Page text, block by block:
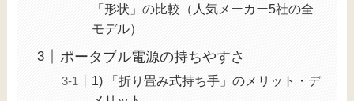
「形状」の比較（人気メーカー5社の全
モデル）
ポータブル電源の持ちやすさ
1) 「折り畳み式持ち手」のメリット・デ